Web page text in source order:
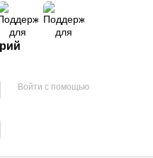
Войти с помощью